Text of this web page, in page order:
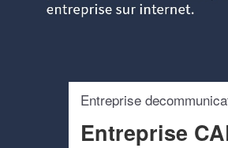
Entreprise
Entreprise